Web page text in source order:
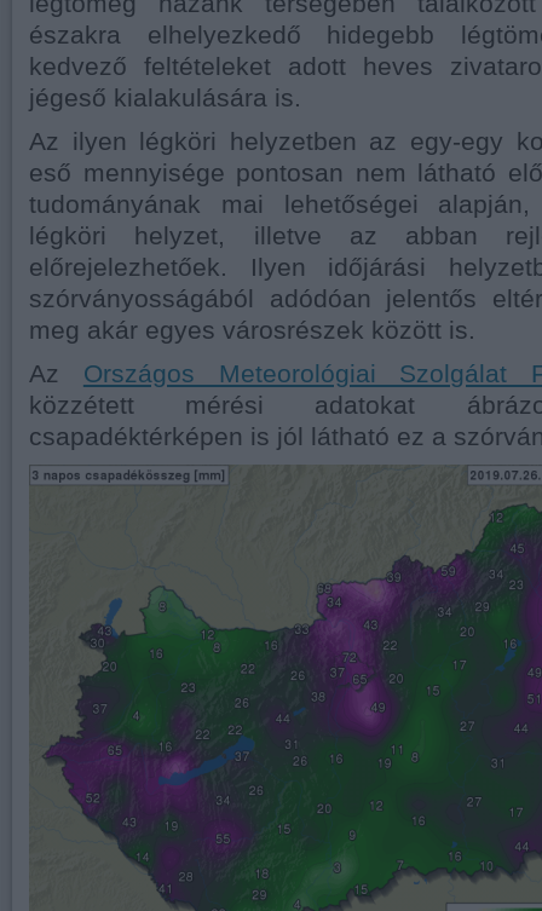
északra elhelyezkedő hidegebb
kedvező feltételeket adott heves
jégeső kialakulására is.
Az ilyen légköri helyzetben az egy-egy
eső mennyisége pontosan nem látható
tudományának mai lehetőségei
légköri helyzet, illetve az abban
előrejelezhetőek. Ilyen időjárási
szórványosságából adódóan jelentős
meg akár egyes városrészek között is.
Az Országos Meteorológiai Szolgálat
közzétett mérési adatokat
csapadéktérképen is jól látható ez a